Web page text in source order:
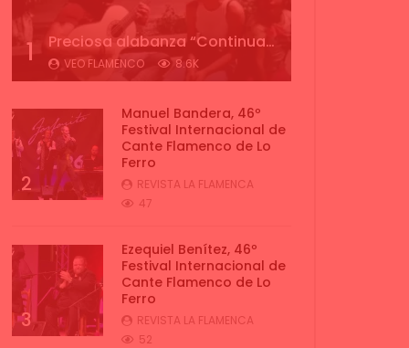
1 Preciosa alabanza “Continua” cantada por ALBA CORTES acompañada de IVAN a la guitarra | VEOFLAMENCO
VEO FLAMENCO 8.6K
2
Manuel Bandera, 46º
Festival Internacional de
Cante Flamenco de Lo
Ferro
REVISTA LA FLAMENCA
47
3
Ezequiel Benítez, 46º
Festival Internacional de
Cante Flamenco de Lo
Ferro
REVISTA LA FLAMENCA
52